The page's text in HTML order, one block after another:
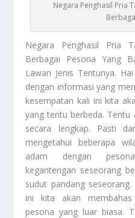
Negara Penghasil Pria
Negara Penghasil Pria
Berbagai Pesona Yang
Lawan Jenis Tentunya.
dengan informasi yang
kesempatan kali ini kita
yang tentu berbeda. Tentu
secara lengkap. Pasti
mengetahui beberapa
adam dengan
kegantengan seseorang
sudut pandang
ini kita akan
pesona yang luar biasa.